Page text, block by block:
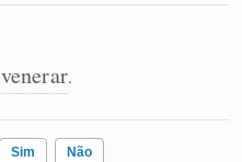
venerar.
Sim Não